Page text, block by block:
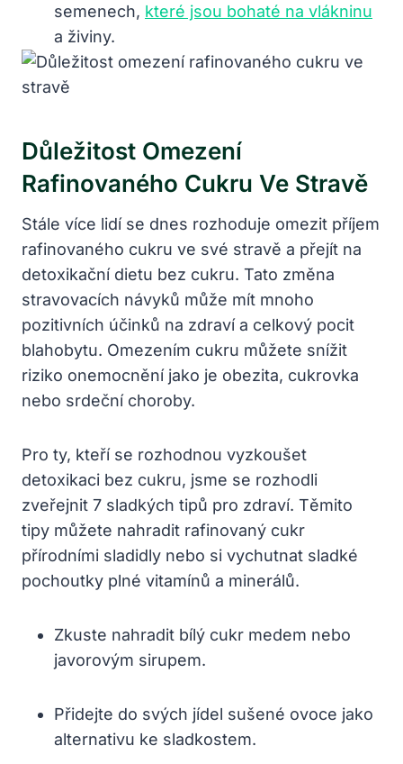
semenech, které jsou bohaté na vlákninu
a živiny.
Důležitost Omezení
Rafinovaného Cukru Ve Stravě
Stále více lidí se dnes rozhoduje omezit příjem
rafinovaného cukru ve své stravě a přejít na
detoxikační dietu bez cukru. Tato změna
stravovacích návyků může mít mnoho
pozitivních účinků na zdraví a celkový pocit
blahobytu. Omezením cukru můžete snížit
riziko onemocnění jako je obezita, cukrovka
nebo srdeční choroby.
Pro ty, kteří se rozhodnou vyzkoušet
detoxikaci bez cukru, jsme se rozhodli
zveřejnit 7 sladkých tipů pro zdraví. Těmito
tipy můžete nahradit rafinovaný cukr
přírodními sladidly nebo si vychutnat sladké
pochoutky plné vitamínů a minerálů.
Zkuste nahradit bílý cukr medem nebo
javorovým sirupem.
Přidejte do svých jídel sušené ovoce jako
alternativu ke sladkostem.